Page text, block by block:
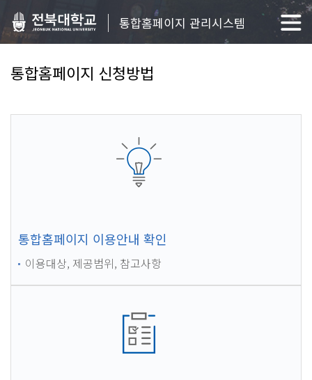
통합홈페이지 관리시스템
통합홈페이지 신청방법
통합홈페이지 이용안내 확인
이용대상, 제공범위, 참고사항